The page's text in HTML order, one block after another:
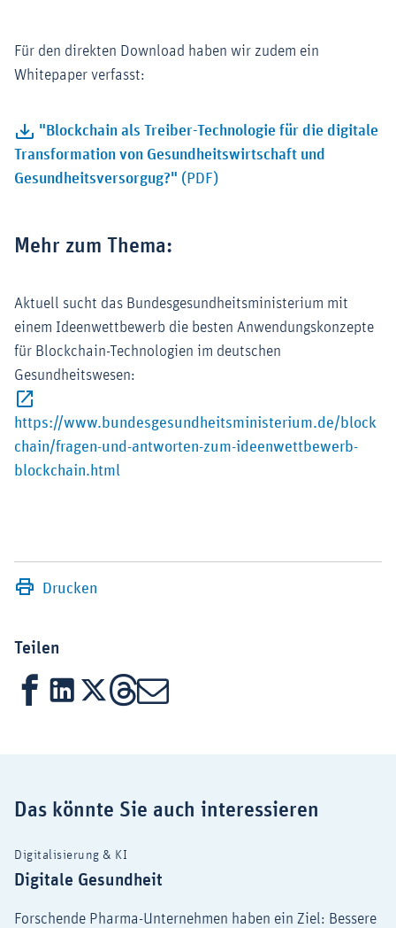
Für den direkten Download haben wir zudem ein
Whitepaper verfasst:
"Blockchain als Treiber-Technologie für die digitale
Transformation von Gesundheitswirtschaft und
Gesundheitsversorgug?" (PDF)
Mehr zum Thema:
Aktuell sucht das Bundesgesundheitsministerium mit
einem Ideenwettbewerb die besten Anwendungskonzepte
für Blockchain-Technologien im deutschen
Gesundheitswesen:
https://www.bundesgesundheitsministerium.de/block
chain/fragen-und-antworten-zum-ideenwettbewerb-
blockchain.html
Drucken
Teilen
FacebookLinkedIn
X Threads
Mail
Das könnte Sie auch interessieren
Digitalisierung & KI
Digitale Gesundheit
Forschende Pharma-Unternehmen haben ein Ziel: Bessere